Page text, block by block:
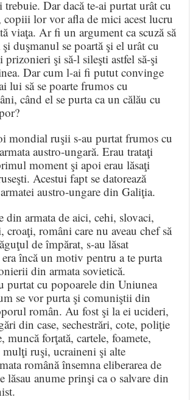
Dar dacă te-ai purtat urât cu
copiii lor vor afla de mici acest lucru
viaţa. Ar fi un argument ca scuză să
duşmanul se poartă şi el urât cu
prizonieri şi să-l sileşti astfel să-şi
Dar cum l-ai fi putut convinge
lui să se poarte frumos cu
când el se purta ca un călău cu
mondial ruşii s-au purtat frumos cu
austro-ungară. Erau trataţi
moment şi apoi erau lăsaţi
Acestui fapt se datorează
austro-ungare din Galiţia.
din armata de aici, cehi, slovaci,
croaţi, români care nu aveau chef să
de împărat, s-au lăsat
încă un motiv pentru a te purta
din armata sovietică.
purtat cu popoarele din Uniunea
se vor purta şi comuniştii din
român. Au fost şi la ei ucideri,
din case, sechestrări, cote, poliţie
muncă forţată, cartele, foamete,
ruşi, ucraineni şi alte
română însemna eliberarea de
lăsau anume prinşi ca o salvare din